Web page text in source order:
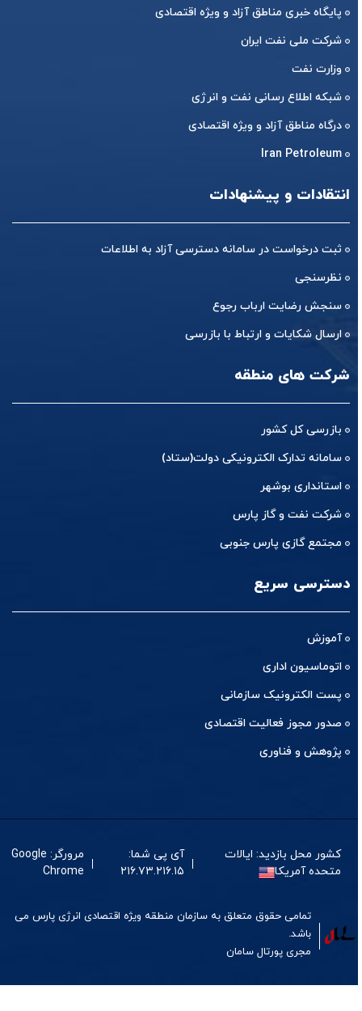
پایگاه خبری مناطق آزاد و ویژه اقتصادی
شرکت ملی نفت ایران
وزارت نفت
شبکه اطلاع رسانی نفت و انرژی
درگاه مناطق آزاد و ویژه اقتصادی
Iran Petroleum
انتقادات و پیشنهادات
ثبت درخواست در سامانه دسترسی آزاد به اطلاعات
نظرسنجی
سنجش رضایت ارباب رجوع
ارسال شکایات و ارتباط با بازرسی
شرکت های منطقه
بازرسی کل کشور
سامانه تدارک الکترونیکی دولت(ستاد)
استانداری بوشهر
شرکت نفت و گاز پارس
مجتمع گازی پارس جنوبی
دسترسی سریع
آموزش
اتوماسیون اداری
پست الکترونیک سازمانی
صدور مجوز فعالیت اقتصادی
پژوهش و فناوری
کشور محل بازدید: ایالات
متحده آمریکا
آی پی شما:
۲۱۶.۷۳.۲۱۶.۱۵
مرورگر: Google
Chrome
تمامی حقوق متعلق به سازمان منطقه ویژه اقتصادی انرژی پارس می
باشد.
مجری پورتال سامان